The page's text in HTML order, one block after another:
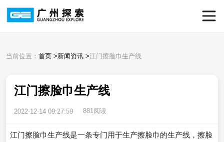
当前位置： 首页 >新闻资讯 >江门擦脸巾生产线
江门擦脸巾生产线
2022-12-14 09:27:59 881阅读
江门擦脸巾生产线是一条专门用于生产擦脸巾的生产线，擦脸